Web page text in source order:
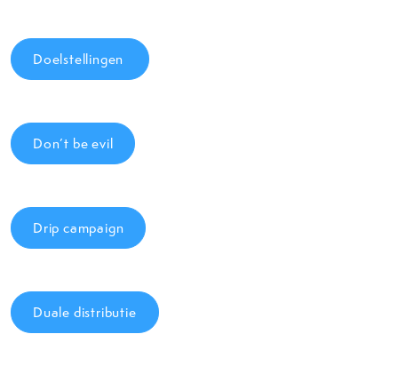
Doelstellingen
Don’t be evil
Drip campaign
Duale distributie